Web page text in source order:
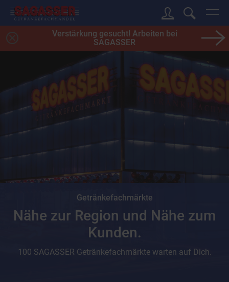
Verstärkung gesucht! Arbeiten bei
SAGASSER
Getränkefachmärkte
Nähe zur Region und Nähe zum
Kunden.
100 SAGASSER Getränkefachmärkte warten auf Dich.